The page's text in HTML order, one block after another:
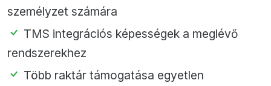
személyzet számára
TMS integrációs képességek a meglévő
rendszerekhez
Több raktár támogatása egyetlen